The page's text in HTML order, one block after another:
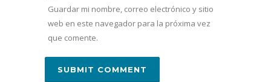
Guardar mi nombre, correo electrónico y sitio
web en este navegador para la próxima vez
que comente.